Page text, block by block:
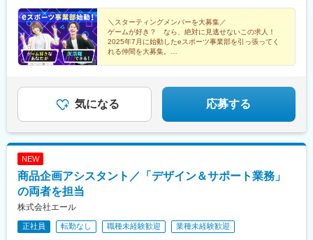
野駅(東京都)、恵比寿駅、高田馬場駅、聖蹟桜ケ丘駅、千葉ニュー
タウン中央駅、八丁堀駅(東京都)、池袋駅、飯田橋駅、保土ケ谷
駅、二子玉川駅、府中駅(東京都)、豊田駅、東銀座駅、蒲田駅、さ
いたま新都心駅、千駄ケ谷駅、五反田駅、小川町駅(東京都)、中目
黒駅、武蔵新城駅、水天宮前駅、虎ノ門駅、三田駅(東京都)、御徒
(東京都)、名古屋駅、新大阪駅、博多駅、都庁前駅、神泉駅、外苑
前駅、新豊洲駅、虎ノ門ヒルズ駅、二重橋前駅、向原駅(東京都)、
駅、越中島駅、伊勢佐木長者町駅、神保町駅、稲荷町駅(東京都)、
近鉄名古屋駅、東淀川駅、祇園駅(福岡県)、新宿西口駅、乃木坂
駅、六本木一丁目駅、東京駅、大塚駅前駅、永田町駅、日比谷
坂見附駅、学習院下駅、京橋駅(東京都)、銀座一丁目駅、京急蒲田
＼スターティングメンバーを大募集／
ゲームが好き？ なら、絶対に見逃せないこの求人！
2025年7月に始動したeスポーツ事業部を引っ張ってく
れる仲間を大募集。
気になる 応募する
NEW
商品企画アシスタント／「デザイン＆サポート業務」
の両者を担当
株式会社エール
正社員 転勤なし 職種未経験歓迎 業種未経験歓迎